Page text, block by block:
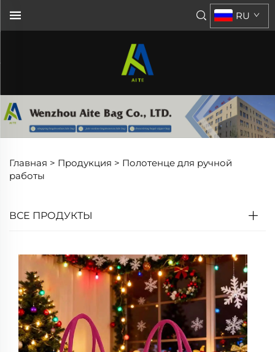
RU
Главная > Продукция > Полотенце для ручной
работы
ВСЕ ПРОДУКТЫ